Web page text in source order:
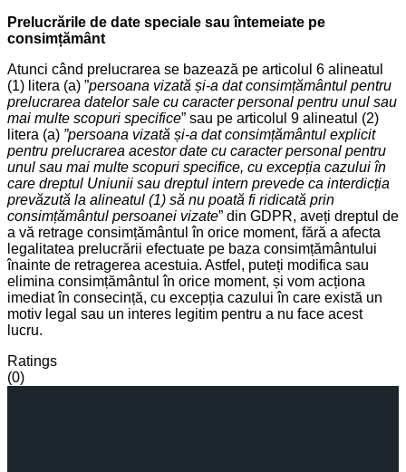
Prelucrările de date speciale sau întemeiate pe
consimțământ
Atunci când prelucrarea se bazează pe articolul 6 alineatul
(1) litera (a) ”persoana vizată și-a dat consimțământul pentru
prelucrarea datelor sale cu caracter personal pentru unul sau
mai multe scopuri specifice” sau pe articolul 9 alineatul (2)
litera (a) ”persoana vizată și-a dat consimțământul explicit
pentru prelucrarea acestor date cu caracter personal pentru
unul sau mai multe scopuri specifice, cu excepția cazului în
care dreptul Uniunii sau dreptul intern prevede ca interdicția
prevăzută la alineatul (1) să nu poată fi ridicată prin
consimțământul persoanei vizate” din GDPR, aveți dreptul de
a vă retrage consimțământul în orice moment, fără a afecta
legalitatea prelucrării efectuate pe baza consimțământului
înainte de retragerea acestuia. Astfel, puteți modifica sau
elimina consimțământul în orice moment, și vom acționa
imediat în consecință, cu excepția cazului în care există un
motiv legal sau un interes legitim pentru a nu face acest
lucru.
Ratings
(0)